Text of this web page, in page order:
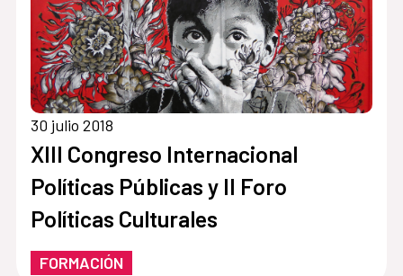
30 julio 2018
XIII Congreso Internacional
Políticas Públicas y II Foro
Políticas Culturales
FORMACIÓN